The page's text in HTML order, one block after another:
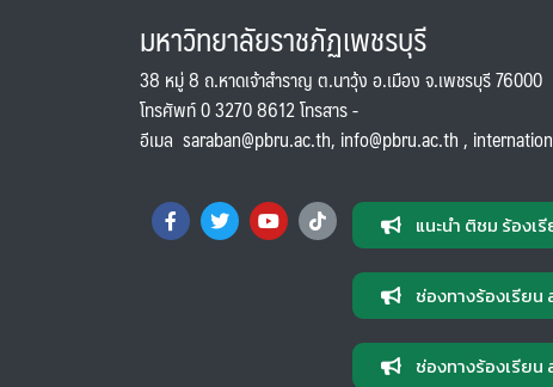
มหาวิทยาลัยราชภัฏเพชรบุรี
38 หมู่ 8 ถ.หาดเจ้าสำราญ ต.นาวุ้ง อ.เมือง จ.เพชรบุรี 76000
โทรศัพท์ 0 3270 8612 โทรสาร -
อีเมล saraban@pbru.ac.th, info@pbru.ac.th,
แนะนำ ติชม ร้องเ
ช่องทางร้องเรียน
ช่องทางร้องเรียน